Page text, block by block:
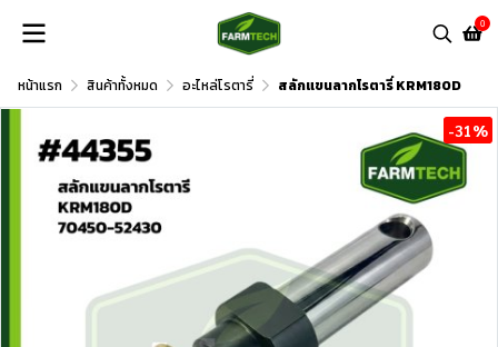
0
หน้าแรก สินค้าทั้งหมด อะไหล่โรตารี่ สลักแขนลากโรตารี่ KRM180D
-31%